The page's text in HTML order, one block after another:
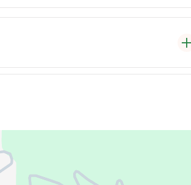
ile gerçekleştirerek, güvenli ve sağlam